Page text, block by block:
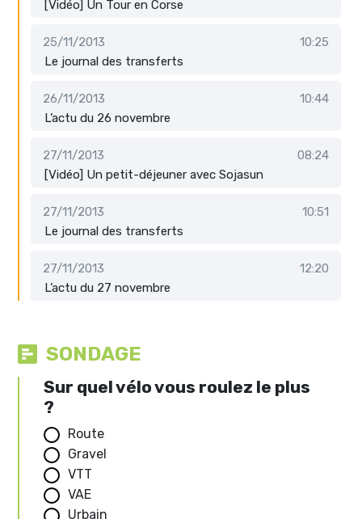
[Vidéo] Un Tour en Corse
25/11/2013
10:25
Le journal des transferts
26/11/2013
10:44
L’actu du 26 novembre
27/11/2013
08:24
[Vidéo] Un petit-déjeuner avec Sojasun
27/11/2013
10:51
Le journal des transferts
27/11/2013
12:20
L’actu du 27 novembre
SONDAGE
Sur quel vélo vous roulez le plus
?
Route
Gravel
VTT
VAE
Urbain